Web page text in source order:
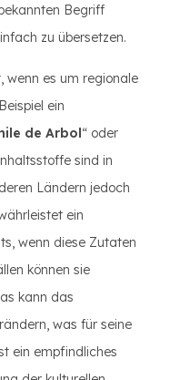
Begriff
zu übersetzen.
wenn es um regionale
ein
de Arbol“ oder
sind in
Ländern jedoch
ein
wenn diese Zutaten
können sie
kann das
was für seine
ein empfindliches